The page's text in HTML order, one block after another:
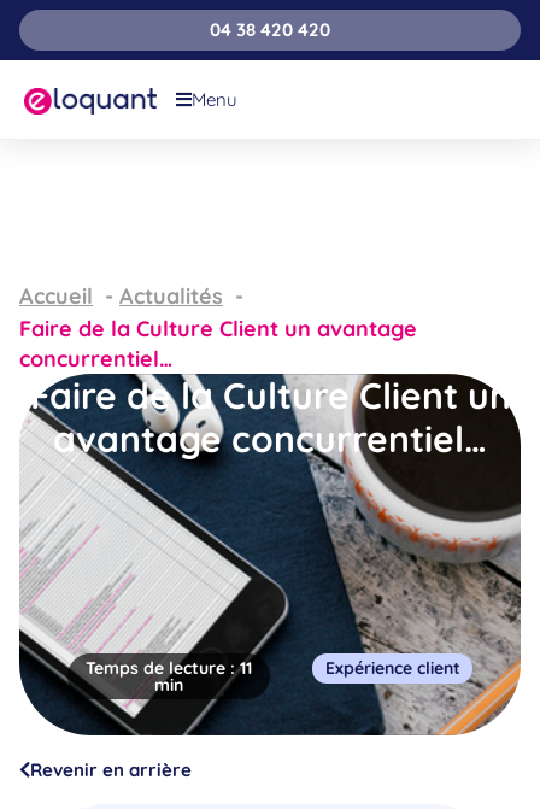
04 38 420 420
Menu
Accueil
Actualités
Faire de la Culture Client un avantage
concurrentiel…
Faire de la Culture Client un
avantage concurrentiel…
Temps de lecture :11
min
Expérience client
Revenir en arrière